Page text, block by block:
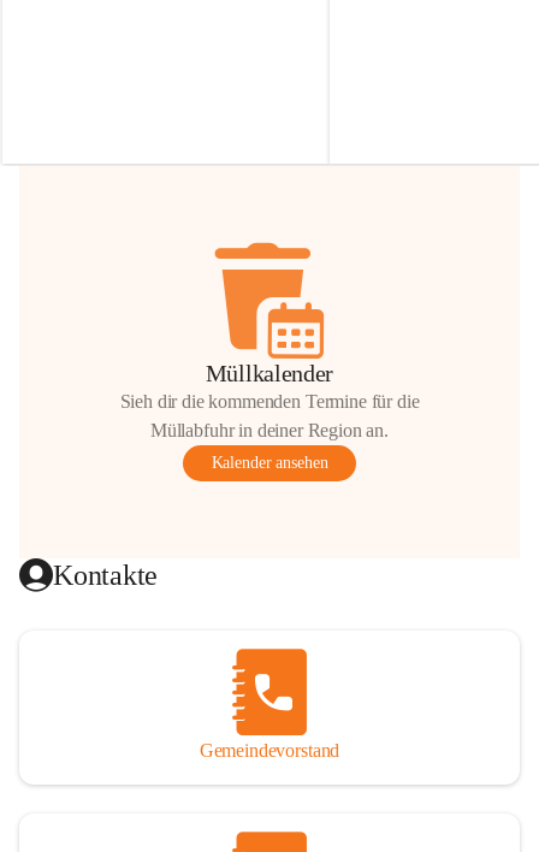
Hilfsbereitschaft!
Müllkalender
Sieh dir die kommenden Termine für die
Müllabfuhr in deiner Region an.
Kalender ansehen
Kontakte
Gemeindevorstand